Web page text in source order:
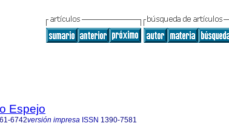
Espejo
6742versión impresa ISSN 1390-7581